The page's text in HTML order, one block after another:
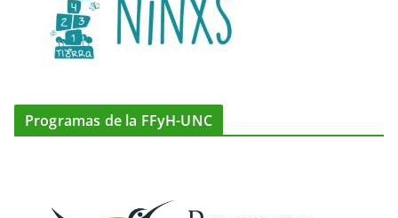
Programas de la FFyH-UNC